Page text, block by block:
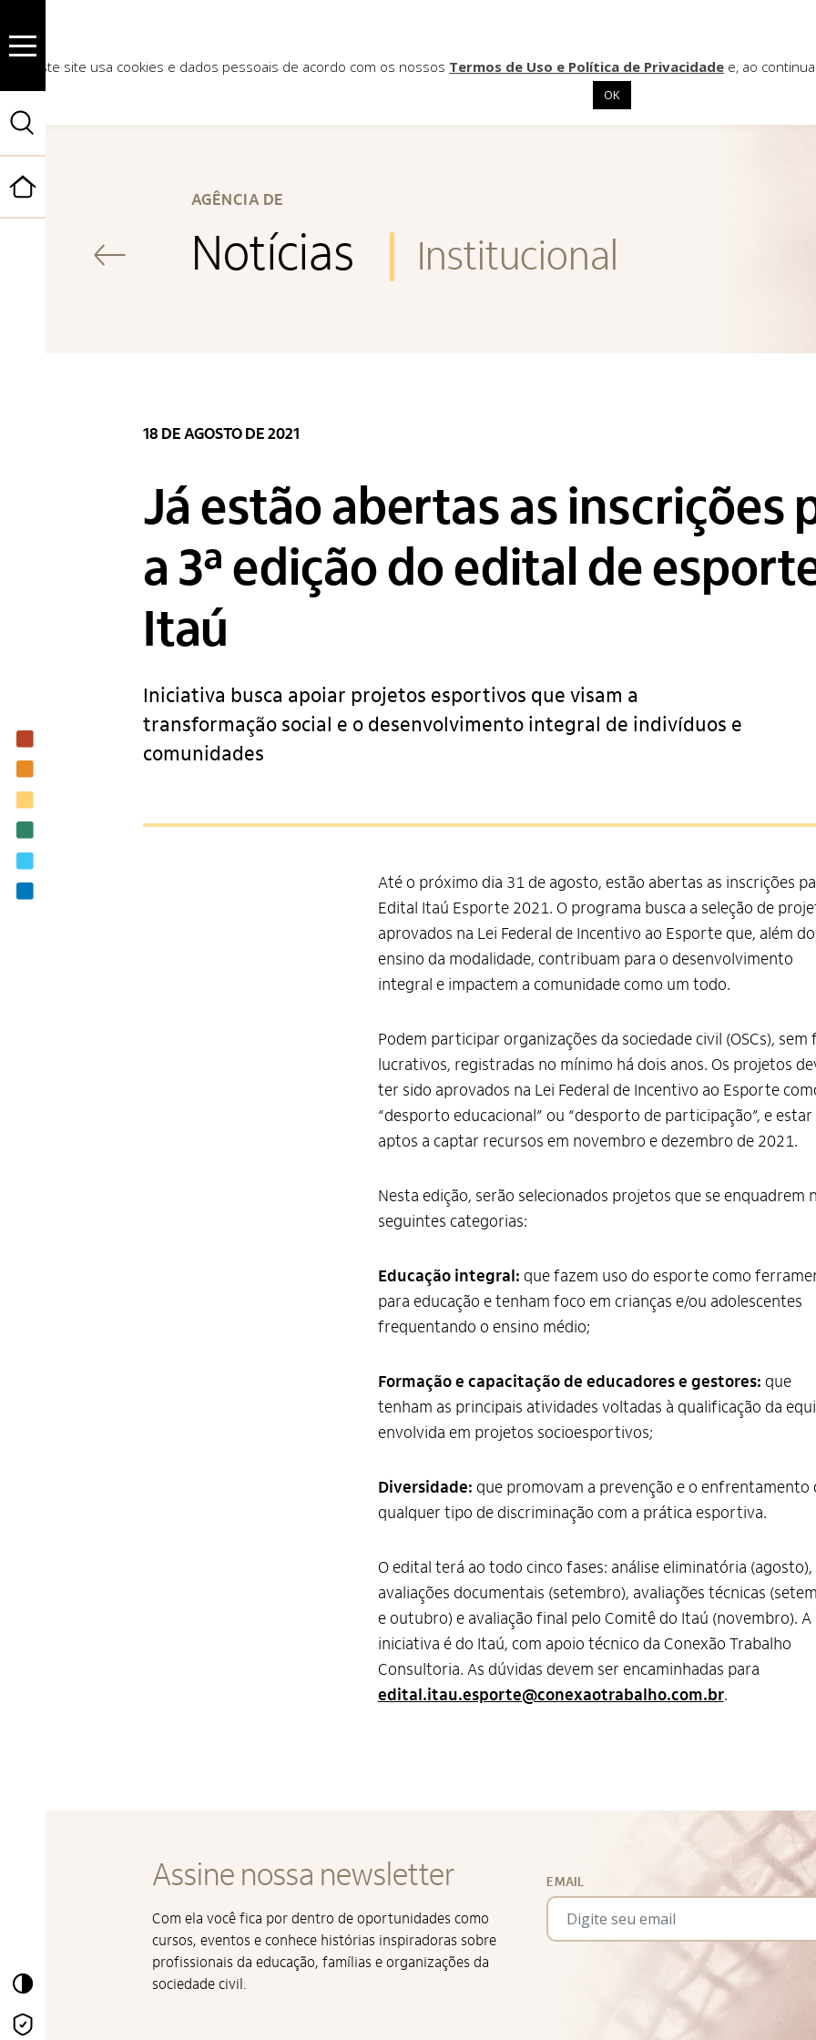
AGÊNCIA DE
Notícias Institucional
18 DE AGOSTO DE 2021
Já estão abertas as inscrições
a 3ª edição do edital de
Itaú
Iniciativa busca apoiar projetos esportivos que visam a
transformação social e o desenvolvimento integral de indivíduos e
comunidades
Até o próximo dia 31 de agosto, estão abertas as inscrições
Edital Itaú Esporte 2021. O programa busca a seleção de
aprovados na Lei Federal de Incentivo ao Esporte que, além do
ensino da modalidade, contribuam para o desenvolvimento
integral e impactem a comunidade como um todo.
Podem participar organizações da sociedade civil (OSCs), sem
lucrativos, registradas no mínimo há dois anos. Os projetos
ter sido aprovados na Lei Federal de Incentivo ao Esporte
“desporto educacional” ou “desporto de participação”, e estar
aptos a captar recursos em novembro e dezembro de 2021.
Nesta edição, serão selecionados projetos que se enquadrem
seguintes categorias:
Educação integral: que fazem uso do esporte como
para educação e tenham foco em crianças e/ou adolescentes
frequentando o ensino médio;
Formação e capacitação de educadores e gestores: que
tenham as principais atividades voltadas à qualificação da
envolvida em projetos socioesportivos;
Diversidade: que promovam a prevenção e o enfrentamento
qualquer tipo de discriminação com a prática esportiva.
O edital terá ao todo cinco fases: análise eliminatória (agosto),
avaliações documentais (setembro), avaliações técnicas
e outubro) e avaliação final pelo Comitê do Itaú (novembro). A
iniciativa é do Itaú, com apoio técnico da Conexão Trabalho
Consultoria. As dúvidas devem ser encaminhadas para
edital.itau.esporte@conexaotrabalho.com.br.
Assine nossa newsletter
Com ela você fica por dentro de oportunidades como
cursos, eventos e conhece histórias inspiradoras sobre
profissionais da educação, famílias e organizações da
sociedade civil.
EMAIL
Este site usa cookies e dados pessoais de acordo com os nossos Termos de Uso e Política de Privacidade e, ao
OK